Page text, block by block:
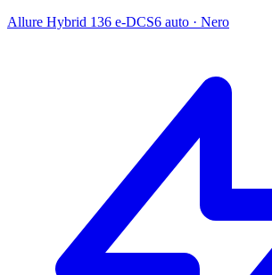
Allure Hybrid 136 e-DCS6 auto · Nero